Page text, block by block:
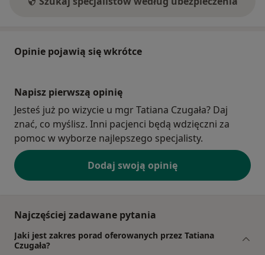
Opinie pojawią się wkrótce
Napisz pierwszą opinię
Jesteś już po wizycie u mgr Tatiana Czugała? Daj
znać, co myślisz. Inni pacjenci będą wdzięczni za
pomoc w wyborze najlepszego specjalisty.
Dodaj swoją opinię
Najczęściej zadawane pytania
Jaki jest zakres porad oferowanych przez Tatiana
Czugała?